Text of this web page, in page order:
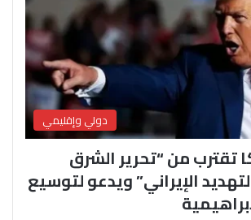
دولي وإقليمي
تقترب من “تحرير الشرق
الإيراني” ويدعو لتوسيع